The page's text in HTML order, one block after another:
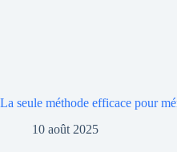
La seule méthode efficace pour
10 août 2025